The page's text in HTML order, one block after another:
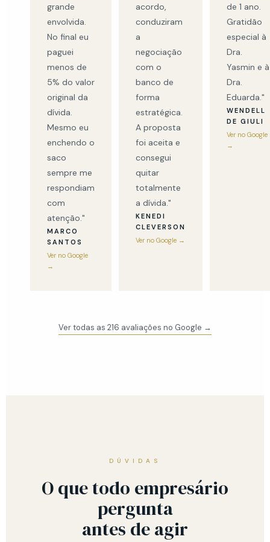
grande
envolvida.
No final eu
paguei
menos de
5% do valor
original da
dívida.
Mesmo eu
enchendo o
saco
sempre me
respondiam
com
atenção."
MARCO
SANTOS
Ver no Google
→
acordo,
conduziram
a
negociação
com o
banco de
forma
estratégica.
A proposta
foi aceita e
consegui
quitar
totalmente
a dívida."
KENEDI
CLEVERSON
Ver no Google →
de 1 ano.
Gratidão
especial à
Dra.
Yasmin e à
Dra.
Eduarda."
WENDELL
DE GIULI
Ver no Google
→
Ver todas as 216 avaliações no Google →
DÚVIDAS
O que todo empresário
pergunta
antes de agir